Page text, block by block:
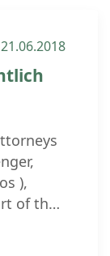
21.06.2018
),
of the